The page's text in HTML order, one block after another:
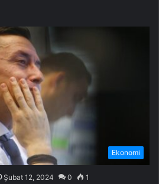
Ekonomi
Şubat 12, 2024 0 1